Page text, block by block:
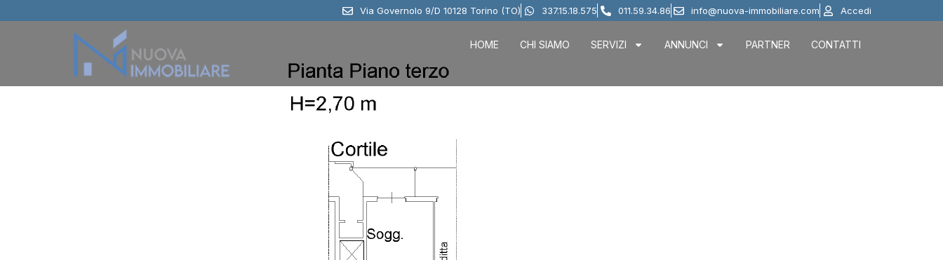
Via Governolo 9/D 10128 Torino (TO) 337.15.18.575 011.59.34.86 info@nuova-immobiliare.com Accedi
HOME CHI SIAMO SERVIZI ANNUNCI PARTNER CONTATTI